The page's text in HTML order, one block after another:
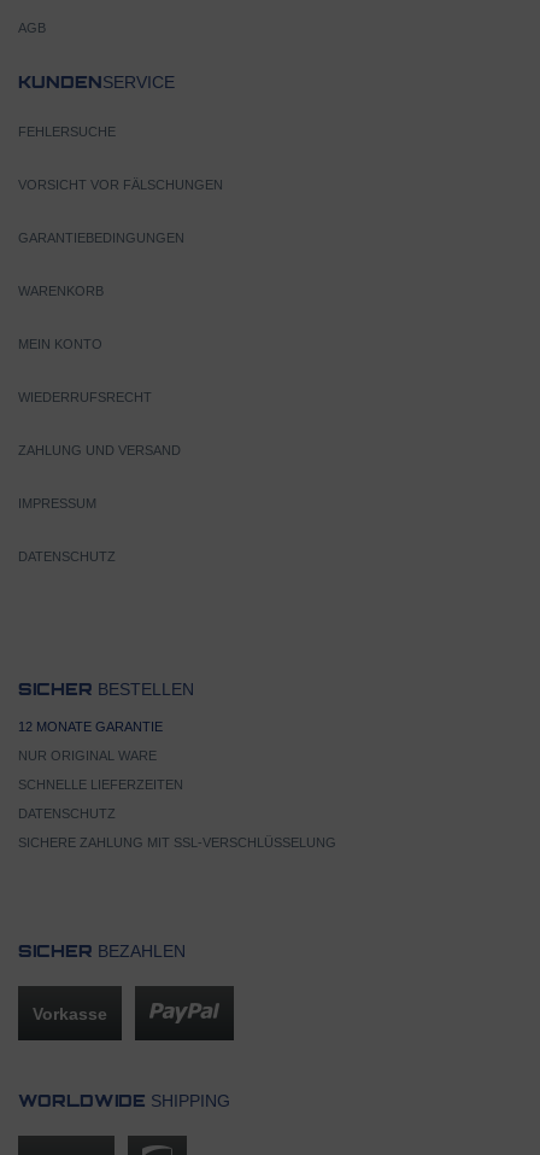
AGB
KUNDENSERVICE
FEHLERSUCHE
VORSICHT VOR FÄLSCHUNGEN
GARANTIEBEDINGUNGEN
WARENKORB
MEIN KONTO
WIEDERRUFSRECHT
ZAHLUNG UND VERSAND
IMPRESSUM
DATENSCHUTZ
SICHER BESTELLEN
12 MONATE GARANTIE
NUR ORIGINAL WARE
SCHNELLE LIEFERZEITEN
DATENSCHUTZ
SICHERE ZAHLUNG MIT SSL-VERSCHLÜSSELUNG
SICHER BEZAHLEN
Vorkasse
WORLDWIDE SHIPPING